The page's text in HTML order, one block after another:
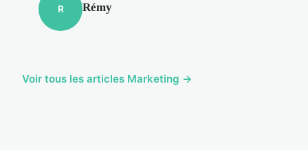
R Rémy
Voir tous les articles Marketing →